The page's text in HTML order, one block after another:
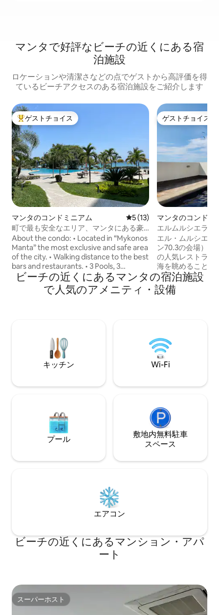
マンタで好評なビーチの近くにある宿
泊施設
ロケーションや清潔さなどの点でゲストから高評価を得
ているビーチアクセスのある宿泊施設をご紹介します
大好評のゲストチョイスです。
ゲストチョイス
マンタのコンドミニアム レビュー13件、5つ星中5つ
5 (13)
町で最も安全なエリア、マンタにある豪
華なスイート。
About the condo: • Located in “Mykonos
Manta” the most exclusive and safe area
of the city. • Walking distance to the best
bars and restaurants. • 3 Pools, 3
Jacuzzis, Gym, Private beach. • Security
24/7 • Electric generator in case of
blackouts. • Private Parking. About the
ground level.
ゲストチョイス
ゲストチョイス
マンタのコンドミ
エルムルシエラゴ
モダン
エル・ムルシエラ
ン70.3の会場）、
の人気レストラン
海を眺めることが
トです。 休暇/リ
モニターが提供さ
ら離れた静かな場
ことがあります）
用の発電機があり
Fiを稼働し続けま
ーター、水道、イ
ビーチの近くにあるマンタの宿泊施設
で人気のアメニティ・設備
キッチン Wi-Fi
プール
敷地内無料駐⁠車
ス⁠ペ⁠ー⁠ス
エアコン
ビーチの近くにあるマンション・アパ
ート
スーパーホスト
スーパーホスト